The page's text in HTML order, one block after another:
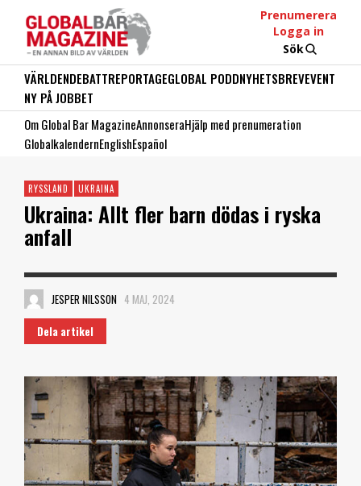
Prenumerera
Logga in
Sök
VÄRLDENDEBATTREPORTAGEGLOBAL PODDNYHETSBREVEVENT
NY PÅ JOBBET
Om Global Bar MagazineAnnonseraHjälp med prenumeration
GlobalkalendernEnglishEspañol
RYSSLAND UKRAINA
Ukraina: Allt fler barn dödas i ryska
anfall
JESPER NILSSON 4 MAJ, 2024
Dela artikel